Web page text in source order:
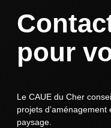
pour
Le CAUE du Cher
projets
paysage.